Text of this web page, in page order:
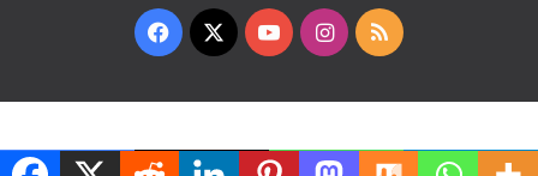
Facebook
X YouTubeInstagram
RSS